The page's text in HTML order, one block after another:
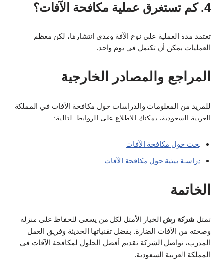
4. كم تستغرق عملية مكافحة الآفات؟
تعتمد مدة العملية على نوع الآفة ومدى انتشارها، لكن معظم
العمليات يمكن أن تكتمل في يوم واحد.
المراجع والمصادر الخارجية
للمزيد من المعلومات والدراسات حول مكافحة الآفات في المملكة
العربية السعودية، يمكنك الاطلاع على الروابط التالية:
بحث حول مكافحة الآفات
دراسـة بيئية حول مكافحة الآفات
الخاتمة
تمثل شركة رش الخيار الأمثل لكل من يسعى للحفاظ على منزله
وصحته من الآفات الضارة. بفضل تقنياتها الحديثة وفريق العمل
المدرب، تواصل الشركة تقديم أفضل الحلول لمكافحة الآفات في
المملكة العربية السعودية.